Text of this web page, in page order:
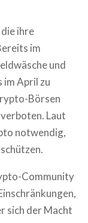
ihre
im
und
im April zu
Börsen
Laut
notwendig,
Community
sich der Macht